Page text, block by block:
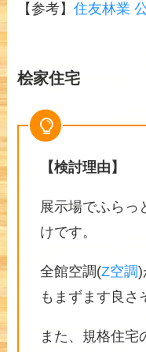
【参考】住友林業
桧家住宅
【検討理由】
展示場でふらっ
けです。
全館空調(Z空調)
もまずます良さ
また、規格住宅